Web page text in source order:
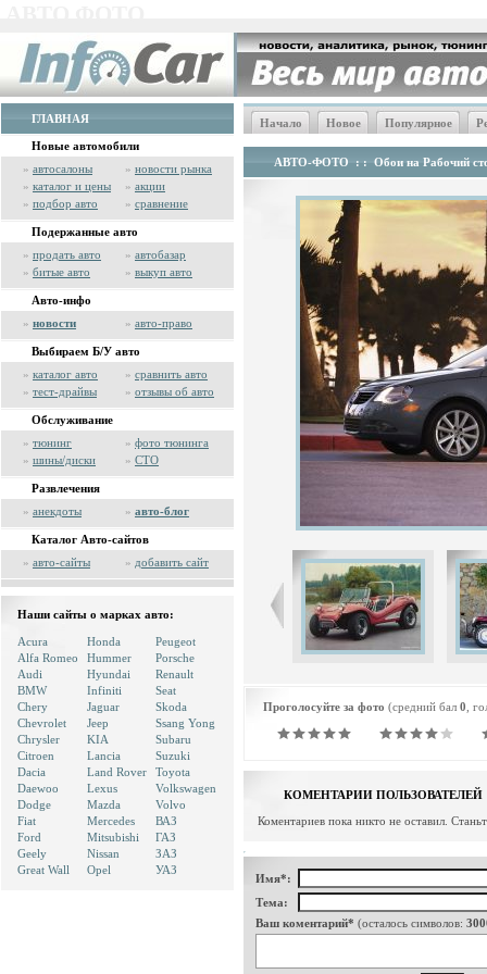
ГЛАВНАЯ
Новые автомобили
» автосалоны » новости рынка
» каталог и цены » акции
» подбор авто » сравнение
Подержанные авто
» продать авто » автобазар
» битые авто » выкуп авто
Авто-инфо
» новости » авто-право
Выбираем Б/У авто
» каталог авто » сравнить авто
» тест-драйвы » отзывы об авто
Обслуживание
» тюнинг » фото тюнинга
» шины/диски » СТО
Развлечения
» анекдоты » авто-блог
Каталог Авто-сайтов
» авто-сайты » добавить сайт
Наши сайты о марках авто:
Acura
Alfa Romeo
Audi
BMW
Chery
Chevrolet
Chrysler
Citroen
Dacia
Daewoo
Dodge
Fiat
Ford
Geely
Great Wall
Honda
Hummer
Hyundai
Infiniti
Jaguar
Jeep
KIA
Lancia
Land Rover
Lexus
Mazda
Mercedes
Mitsubishi
Nissan
Opel
Peugeot
Porsche
Renault
Seat
Skoda
Ssang Yong
Subaru
Suzuki
Toyota
Volkswagen
Volvo
ВАЗ
ГАЗ
ЗАЗ
УАЗ
Начало Новое Популярное
АВТО-ФОТО : : Обои на Рабочий
Проголосуйте за фото (средний бал 0 ,
КОМЕНТАРИИ ПОЛЬЗОВАТЕЛЕЙ
Коментариев пока никто не оставил.
Имя*:
Тема:
Ваш коментарий* (осталось символов: